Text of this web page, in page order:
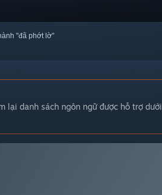
"đã phớt lờ"
lại danh sách ngôn ngữ được hỗ trợ dưới